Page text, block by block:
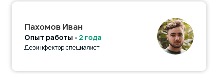
Пахомов Иван
Опыт работы - 2 года
Дезинфектор специалист